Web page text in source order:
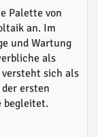
Palette von
an. Im
und Wartung
als
sich als
ersten
begleitet.